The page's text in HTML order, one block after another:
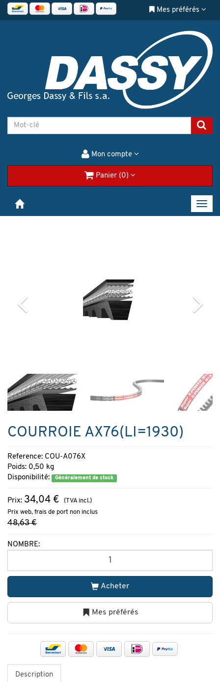
Mes préférés
Mon compte
Panier (0)
COURROIE AX76(LI=1930)
Reference: COU-A076X
Poids: 0,50 kg
Disponibilité:
Généralement de stock
Prix: 34,04 €
(TVA incl.)
Prix web, frais de port non inclus
48,63 €
NOMBRE:
Acheter
Mes préférés
Description